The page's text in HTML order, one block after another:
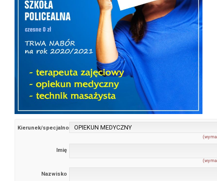
Kierunek/specjalność
Imię
Nazwisko